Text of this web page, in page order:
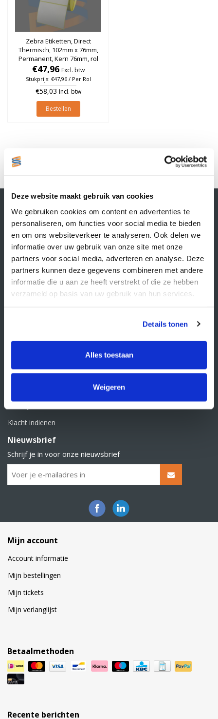
Deze website maakt gebruik van cookies
We gebruiken cookies om content en advertenties te
personaliseren, om functies voor social media te bieden
en om ons websiteverkeer te analyseren. Ook delen we
informatie over uw gebruik van onze site met onze
partners voor social media, adverteren en analyse. Deze
partners kunnen deze gegevens combineren met andere
informatie die u aan ze heeft verstrekt of die ze hebben
verzameld op basis van uw gebruik van hun services.
Details tonen
Alles toestaan
Weigeren
Zebra Etiketten, Direct
Thermisch, 102mm x 76mm,
Permanent, Kern 76mm, rol
à 1.850 stuks
€47,96 Excl. btw
Stukprijs: €47,96 / Per Rol
€58,03 Incl. btw
Bestellen
1
Contactgegevens
Supply Service B.V.
Nijverheidsstraat 25-K
3861 RJ Nijkerk
info@supplyservice.nl
+31 33 468 13 42
KvK nummer: 66384737
Retourbeleid
Klacht indienen
Nieuwsbrief
Schrijf je in voor onze nieuwsbrief
Mijn account
Account informatie
Mijn bestellingen
Mijn tickets
Mijn verlanglijst
Betaalmethoden
Recente berichten